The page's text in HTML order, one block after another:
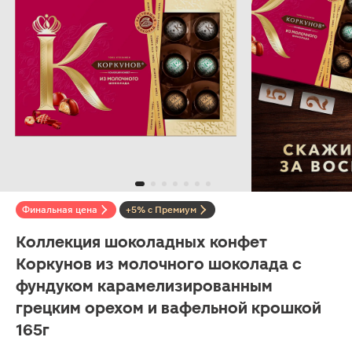
Финальная цена +5% с Премиум
Коллекция шоколадных конфет
Коркунов из молочного шоколада с
фундуком карамелизированным
грецким орехом и вафельной крошкой
165г